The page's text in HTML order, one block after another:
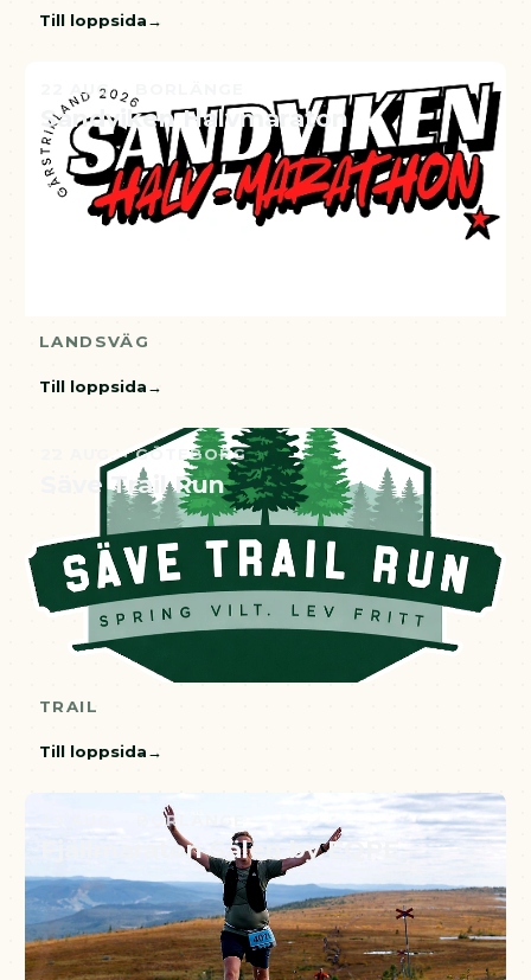
Till loppsida
22 AUG. · BORLÄNGE
Sandviken Halvmaraton
LANDSVÄG
Till loppsida
22 AUG. · GÖTEBORG
Säve Trail Run
TRAIL
Till loppsida
29 AUG. · BORLÄNGE
Fjällmaraton Sälen by EQPE